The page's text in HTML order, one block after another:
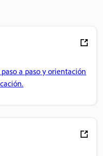
a paso y orientación